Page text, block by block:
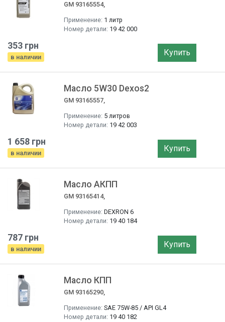
GM 93165554,
Применение: 1 литр
Номер детали: 19 42 000
353 грн
в наличии Купить
Масло 5W30 Dexos2
GM 93165557,
Применение: 5 литров
Номер детали: 19 42 003
1 658 грн
в наличии Купить
Масло АКПП
GM 93165414,
Применение: DEXRON 6
Номер детали: 19 40 184
787 грн
в наличии Купить
Масло КПП
GM 93165290,
Применение: SAE 75W-85 / API GL4
Номер детали: 19 40 182